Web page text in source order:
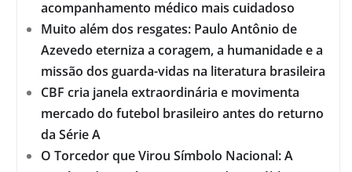
acompanhamento médico mais cuidadoso
Muito além dos resgates: Paulo Antônio de
Azevedo eterniza a coragem, a humanidade e a
missão dos guarda-vidas na literatura brasileira
CBF cria janela extraordinária e movimenta
mercado do futebol brasileiro antes do returno
da Série A
O Torcedor que Virou Símbolo Nacional: A